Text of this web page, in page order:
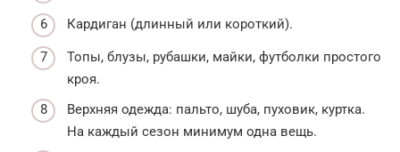
Кардиган (длинный или короткий).
Топы, блузы, рубашки, майки, футболки простого
кроя.
Верхняя одежда: пальто, шуба, пуховик, куртка.
На каждый сезон минимум одна вещь.